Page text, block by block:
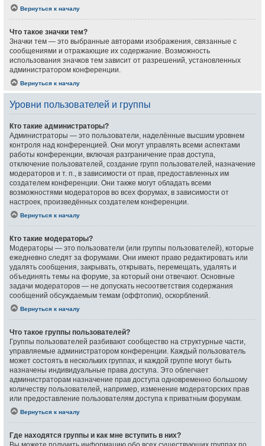
Вернуться к началу
Что такое значки тем?
Значки тем — это выбранные авторами изображения, связанные с
сообщениями и отражающие их содержание. Возможность
использования значков тем зависит от разрешений, установленных
администратором конференции.
Вернуться к началу
Уровни пользователей и группы
Кто такие администраторы?
Администраторы — это пользователи, наделённые высшим уровнем
контроля над конференцией. Они могут управлять всеми аспектами
работы конференции, включая разграничение прав доступа,
отключение пользователей, создание групп пользователей, назначение
модераторов и т. п., в зависимости от прав, предоставленных им
создателем конференции. Они также могут обладать всеми
возможностями модераторов во всех форумах, в зависимости от
настроек, произведённых создателем конференции.
Вернуться к началу
Кто такие модераторы?
Модераторы — это пользователи (или группы пользователей), которые
ежедневно следят за форумами. Они имеют право редактировать или
удалять сообщения, закрывать, открывать, перемещать, удалять и
объединять темы на форуме, за который они отвечают. Основные
задачи модераторов — не допускать несоответствия содержания
сообщений обсуждаемым темам (оффтопик), оскорблений.
Вернуться к началу
Что такое группы пользователей?
Группы пользователей разбивают сообщество на структурные части,
управляемые администратором конференции. Каждый пользователь
может состоять в нескольких группах, и каждой группе могут быть
назначены индивидуальные права доступа. Это облегчает
администраторам назначение прав доступа одновременно большому
количеству пользователей, например, изменение модераторских прав
или предоставление пользователям доступа к приватным форумам.
Вернуться к началу
Где находятся группы и как мне вступить в них?